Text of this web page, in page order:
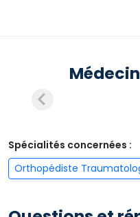
Spécialités concernées :
Orthopédiste